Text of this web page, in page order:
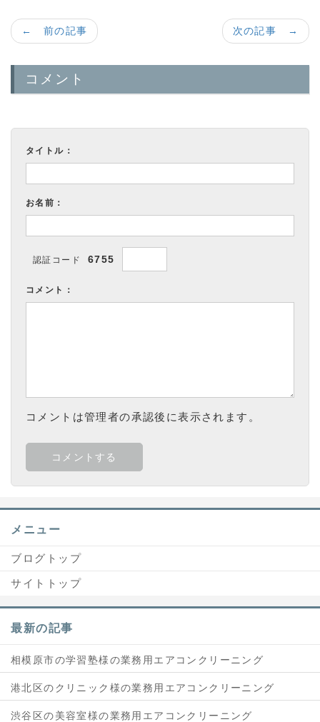
次の記事 →
← 前の記事
コメント
タイトル：
お名前：
認証コード 6755
コメント：
コメントは管理者の承認後に表示されます。
メニュー
ブログトップ
サイトトップ
最新の記事
相模原市の学習塾様の業務用エアコンクリーニング
港北区のクリニック様の業務用エアコンクリーニング
渋谷区の美容室様の業務用エアコンクリーニング